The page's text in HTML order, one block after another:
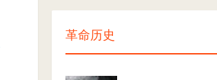
革命历史